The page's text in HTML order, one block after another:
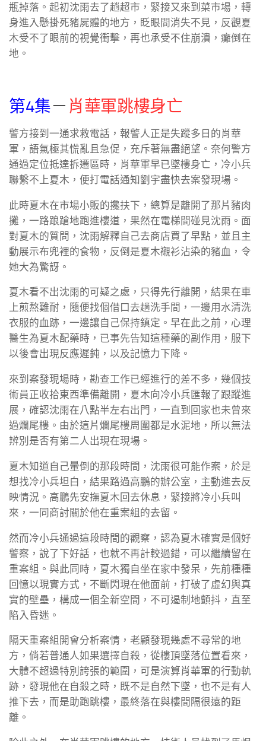
瓶掉落。起初沈雨去了趟超市，緊接又來到菜市場，轉
身進入懸掛死豬屍體的地方，眨眼間消失不見，反觀夏
木受不了眼前的視覺衝擊，再也承受不住崩潰，癱倒在
地。
第4集－ 肖華軍跳樓身亡
警方接到一通求救電話，報警人正是失蹤多日的肖華
軍，語氣極其慌亂且急促，充斥著無盡絕望。奈何警方
通過定位抵達拆遷區時，肖華軍早已墜樓身亡，冷小兵
聯繫不上夏木，便打電話通知劉宇盡快去案發現場。
此時夏木在市場小販的攙扶下，總算是離開了那片豬肉
攤，一路踉蹌地跑進樓道，果然在電梯間碰見沈雨。面
對夏木的質問，沈雨解釋自己去商店買了早點，並且主
動展示布兜裡的食物，反倒是夏木襯衫沾染的豬血，令
她大為驚訝。
夏木看不出沈雨的可疑之處，只得先行離開，結果在車
上煎熬難耐，隨便找個借口去趟洗手間，一邊用水清洗
衣服的血跡，一邊讓自己保持鎮定。早在此之前，心理
醫生為夏木配藥時，已事先告知這種藥的副作用，服下
以後會出現反應遲鈍，以及記憶力下降。
來到案發現場時，勘查工作已經進行的差不多，幾個技
術員正收拾東西準備離開，夏木向冷小兵匯報了跟蹤進
展，確認沈雨在八點半左右出門，一直到回家也未曾來
過爛尾樓。由於這片爛尾樓周圍都是水泥地，所以無法
辨別是否有第二人出現在現場。
夏木知道自己暈倒的那段時間，沈雨很可能作案，於是
想找冷小兵坦白，結果路過高鵬的辦公室，主動進去反
映情況。高鵬先安撫夏木回去休息，緊接將冷小兵叫
來，一同商討關於他在重案組的去留。
然而冷小兵通過這段時間的觀察，認為夏木確實是個好
警察，說了下好話，也就不再計較過錯，可以繼續留在
重案組。與此同時，夏木獨自坐在家中發呆，先前種種
回憶以現實方式，不斷閃現在他面前，打破了虛幻與真
實的壁壘，構成一個全新空間，不可遏制地顫抖，直至
陷入昏迷。
隔天重案組開會分析案情，老顧發現幾處不尋常的地
方，倘若普通人如果選擇自殺，從樓頂墜落位置看來，
大體不超過特別誇張的範圍，可是演算肖華軍的行動軌
跡，發現他在自殺之時，既不是自然下墜，也不是有人
推下去，而是助跑跳樓，最終落在與樓間隔很遠的距
離。